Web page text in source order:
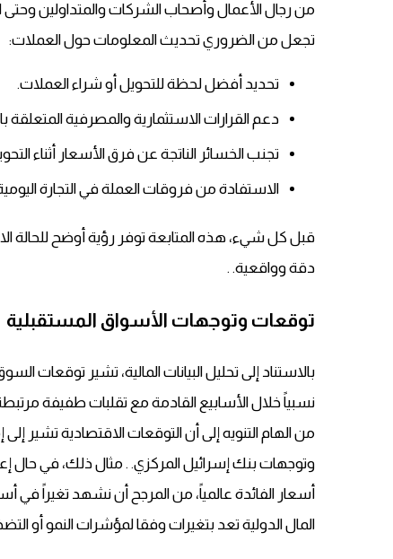
من رجال الأعمال وأصحاب الشركات والمتداولين وحتى
تجعل من الضروري تحديث المعلومات حول العملات:
تحديد أفضل لحظة للتحويل أو شراء العملات.
دعم القرارات الاستثمارية والمصرفية المتعلقة
تجنب الخسائر الناتجة عن فرق الأسعار أثناء
الاستفادة من فروقات العملة في التجارة
قبل كل شيء، هذه المتابعة توفر رؤية أوضح للحالة
دقة وواقعية. .
توقعات وتوجهات الأسواق المستقبلية
بالاستناد إلى تحليل البيانات المالية، تشير
نسبياً خلال الأسابيع القادمة مع تقلبات طفيفة
من الهام التنويه إلى أن التوقعات الاقتصادية تشير
وتوجهات بنك إسرائيل المركزي. . مثال ذلك، في حال
أسعار الفائدة عالمياً، من المرجح أن نشهد تغيراً
المال الدولية تعد بتغيرات وفقا لمؤشرات النمو أو